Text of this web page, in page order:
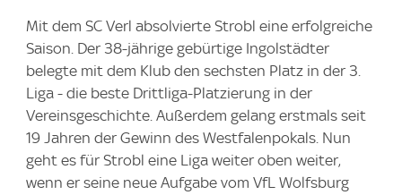
Mit dem SC Verl absolvierte Strobl eine erfolgreiche
Saison. Der 38-jährige gebürtige Ingolstädter
belegte mit dem Klub den sechsten Platz in der 3.
Liga - die beste Drittliga-Platzierung in der
Vereinsgeschichte. Außerdem gelang erstmals seit
19 Jahren der Gewinn des Westfalenpokals. Nun
geht es für Strobl eine Liga weiter oben weiter,
wenn er seine neue Aufgabe vom VfL Wolfsburg